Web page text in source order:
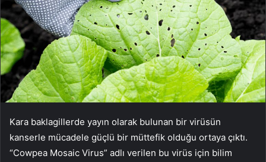
Kara baklagillerde yayın olarak bulunan bir virüsün
kanserle mücadele güçlü bir müttefik olduğu ortaya çıktı.
“Cowpea Mosaic Virus” adlı verilen bu virüs için bilim